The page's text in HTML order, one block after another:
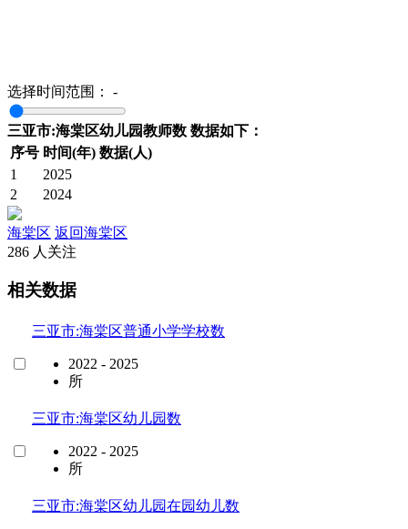
选择时间范围： -
三亚市:海棠区幼儿园教师数 数据如下：
序号 时间(年) 数据(人)
1
2025
2
2024
海棠区 返回海棠区
286 人关注
相关数据
三亚市:海棠区普通小学学校数
2022 - 2025
所
三亚市:海棠区幼儿园数
2022 - 2025
所
三亚市:海棠区幼儿园在园幼儿数